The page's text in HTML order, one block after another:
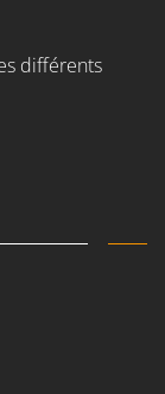
différents